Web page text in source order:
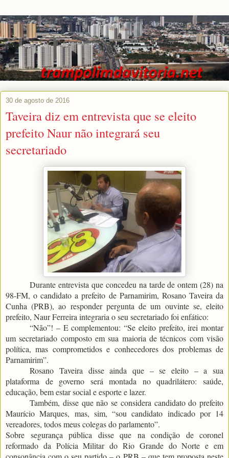
30 de agosto de 2016
Taveira diz em entrevista que se eleito
prefeito Naur não integrará seu
secretariado
Durante entrevista que concedeu na tarde de ontem (28) na
98-FM, o candidato a prefeito de Parnamirim, Rosano Taveira da
Cunha (PRB), ao responder pergunta de um ouvinte se, eleito
prefeito, Naur Ferreira integraria o seu secretariado foi enfático:
“Não”! – E complementou: “Se eleito prefeito, irei montar
um secretariado composto em sua maioria de técnicos com visão
política, mas comprometidos e conhecedores dos problemas de
Parnamirim”.
Rosano Taveira disse ainda que – se eleito – a sua
plataforma de governo será montada no quadrilátero: saúde,
educação, bem estar social e esporte e lazer.
Também, disse que não se considera candidato do prefeito
Maurício Marques, mas, sim, “sou candidato indicado por 14
vereadores, todos meus colegas do parlamento”.
Sobre segurança pública disse que na condição de coronel
reformado da Polícia Militar do Rio Grande do Norte e em